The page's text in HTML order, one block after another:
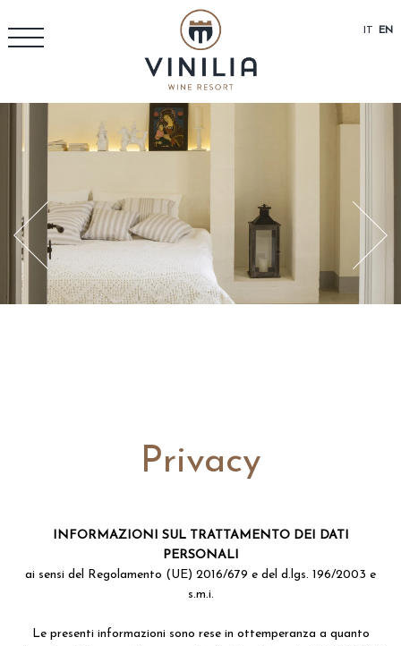
IT EN
Privacy
INFORMAZIONI SUL TRATTAMENTO DEI DATI
PERSONALI
ai sensi del Regolamento (UE) 2016/679 e del d.lgs. 196/2003 e
s.m.i.
Le presenti informazioni sono rese in ottemperanza a quanto